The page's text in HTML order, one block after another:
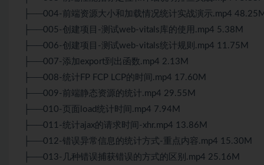
├──004-前端资源大小和加载情况统计实战演示.mp4 48.25M
├──005-创建项目-测试web-vitals库的使用.mp4 5.38M
├──006-创建项目-测试web-vitals统计规则.mp4 11.75M
├──007-添加export到出函数.mp4 2.13M
├──008-统计FP FCP LCP的时间.mp4 17.60M
├──009-前端静态资源的统计.mp4 29.55M
├──010-页面load统计时间.mp4 7.94M
├──011-统计ajax的请求时间-xhr.mp4 13.86M
├──012-错误异常信息的统计方式-重点内容.mp4 15.30M
├──013-几种错误捕获错误的方式的区别.mp4 25.16M